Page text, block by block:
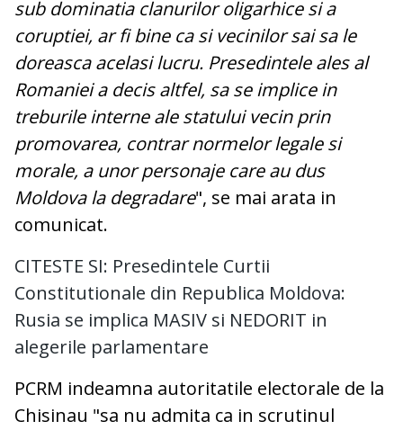
sub dominatia clanurilor oligarhice si a
coruptiei, ar fi bine ca si vecinilor sai sa le
doreasca acelasi lucru. Presedintele ales al
Romaniei a decis altfel, sa se implice in
treburile interne ale statului vecin prin
promovarea, contrar normelor legale si
morale, a unor personaje care au dus
Moldova la degradare", se mai arata in
comunicat.
CITESTE SI: Presedintele Curtii
Constitutionale din Republica Moldova:
Rusia se implica MASIV si NEDORIT in
alegerile parlamentare
PCRM indeamna autoritatile electorale de la
Chisinau "sa nu admita ca in scrutinul